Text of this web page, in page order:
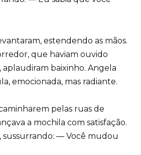
estendendo as mãos.
que haviam ouvido
aplaudiram baixinho. Angela
emocionada, mas radiante.
pelas ruas de
a mochila com satisfação.
sussurrando: — Você mudou